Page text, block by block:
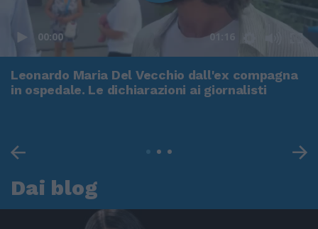
00:00 01:16
Leonardo Maria Del Vecchio dall'ex compagna
in ospedale. Le dichiarazioni ai giornalisti
Dai blog